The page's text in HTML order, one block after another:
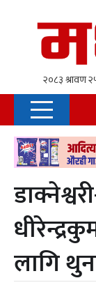
लागि